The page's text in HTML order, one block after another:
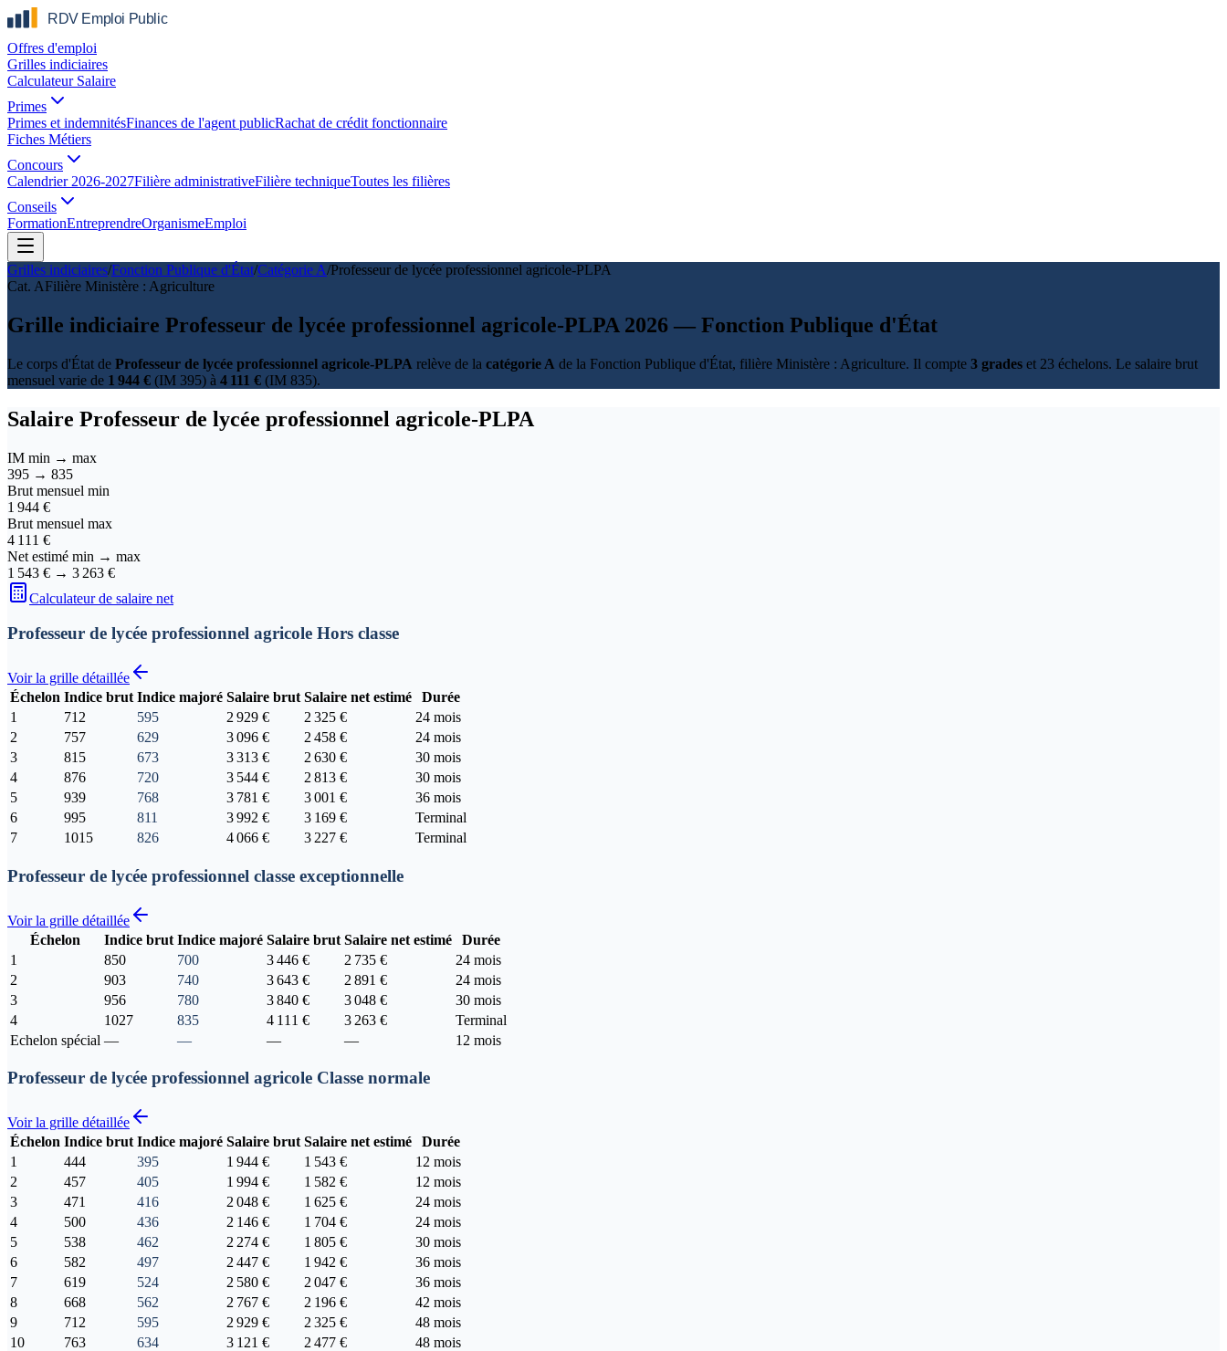
Offres d'emploi
Grilles indiciaires
Calculateur Salaire
Primes
Primes et indemnitésFinances de l'agent publicRachat de crédit fonctionnaire
Fiches Métiers
Concours
Calendrier 2026-2027Filière administrativeFilière techniqueToutes les filières
Conseils
FormationEntreprendreOrganismeEmploi
Grilles indiciaires/Fonction Publique d'État/Catégorie A/Professeur de lycée professionnel agricole-PLPA
Cat. AFilière Ministère : Agriculture
Grille indiciaire Professeur de lycée professionnel agricole-PLPA 2026 — Fonction Publique d'État
Le corps d'État de Professeur de lycée professionnel agricole-PLPA relève de la catégorie A de la Fonction Publique d'État, filière Ministère : Agriculture. Il compte 3 grades et 23 échelons. Le salaire brut
mensuel varie de 1 944 € (IM 395) à 4 111 € (IM 835).
Salaire Professeur de lycée professionnel agricole-PLPA
IM min → max
395 → 835
Brut mensuel min
1 944 €
Brut mensuel max
4 111 €
Net estimé min → max
1 543 € → 3 263 €
Calculateur de salaire net
Professeur de lycée professionnel agricole Hors classe
Voir la grille détaillée
Échelon Indice brut Indice majoré Salaire brut Salaire net estimé
Durée
1
712 595 2 929 € 2 325 €
24 mois
2
757 629 3 096 € 2 458 €
24 mois
3
815 673 3 313 € 2 630 €
30 mois
4
876 720 3 544 € 2 813 €
30 mois
5
939 768 3 781 € 3 001 €
36 mois
6
995 811 3 992 € 3 169 €
Terminal
7
1015 826 4 066 € 3 227 € Terminal
Professeur de lycée professionnel classe exceptionnelle
Voir la grille détaillée
Échelon
Indice brut Indice majoré Salaire brut Salaire net estimé
Durée
1
850 700 3 446 € 2 735 €
24 mois
2
903 740 3 643 € 2 891 €
24 mois
3
956 780 3 840 € 3 048 €
30 mois
4
1027 835 4 111 € 3 263 €
Terminal
Echelon spécial — — — — 12 mois
Professeur de lycée professionnel agricole Classe normale
Voir la grille détaillée
Échelon Indice brut Indice majoré Salaire brut Salaire net estimé
Durée
1
444 395 1 944 € 1 543 €
12 mois
2
457 405 1 994 € 1 582 €
12 mois
3
471 416 2 048 € 1 625 €
24 mois
4
500 436 2 146 € 1 704 €
24 mois
5
538 462 2 274 € 1 805 €
30 mois
6
582 497 2 447 € 1 942 €
36 mois
7
619 524 2 580 € 2 047 €
36 mois
8
668 562 2 767 € 2 196 €
42 mois
9
712 595 2 929 € 2 325 €
48 mois
10
763 634 3 121 € 2 477 €
48 mois